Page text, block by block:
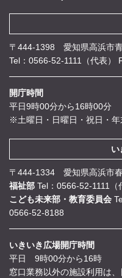
〒444-1398 愛知県高浜市
Tel：0566-52-1111（代表）
開庁時間
平日9時00分から16時00分
※土曜日・日曜日・祝日・
い
〒444-1334 愛知県高浜市
福祉部 Tel：0566-52-1111（
こども未来部・教育委員会
0566-52-8188
いきいき広場開庁時間
平日 9時00分から16時
窓口業務以外の施設利用は